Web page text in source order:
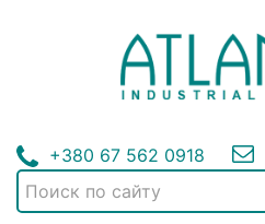
+380 67 562 0918